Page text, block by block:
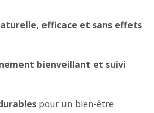
efficace et sans effets
bienveillant et suivi
pour un bien-être